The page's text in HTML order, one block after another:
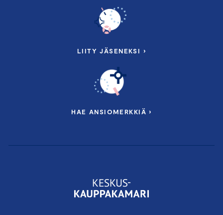
LIITY JÄSENEKSI ›
HAE ANSIOMERKKIÄ ›